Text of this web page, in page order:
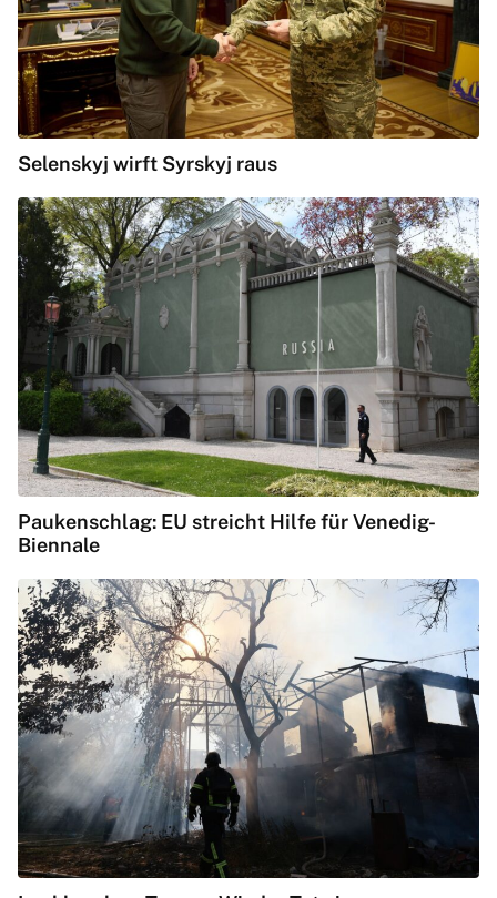
Selenskyj wirft Syrskyj raus
Paukenschlag: EU streicht Hilfe für Venedig-
Biennale